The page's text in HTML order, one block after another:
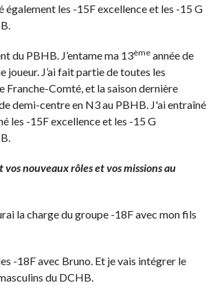
également les -15F excellence et les -15 G
du PBHB. J’entame ma 13ème année de
joueur. J’ai fait partie de toutes les
Franche-Comté, et la saison dernière
demi-centre en N3 au PBHB. J'ai entraîné
les -15F excellence et les -15 G
vos nouveaux rôles et vos missions au
la charge du groupe -18F avec mon fils
-18F avec Bruno. Et je vais intégrer le
du DCHB.